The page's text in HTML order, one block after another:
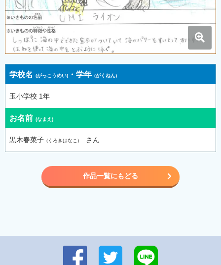
学校名 ・学年
玉小学校 1年
お名前
黒木春菜子 さん
作品一覧にもどる